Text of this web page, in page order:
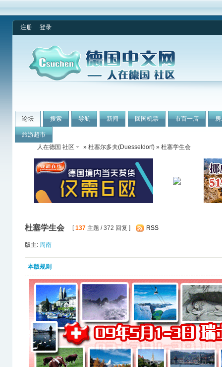
注册 登录
论坛 搜索 导航 新闻 回国机票 市百一店
旅游超市
人在德国 社区
» 杜塞尔多夫(Duesseldorf) » 杜塞学生会
杜塞学生会 [137 主题 / 372 回复 ] RSS
版主: 周南
本版规则